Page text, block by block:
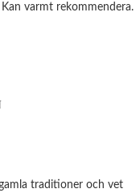
varmt rekommendera.
traditioner och vet